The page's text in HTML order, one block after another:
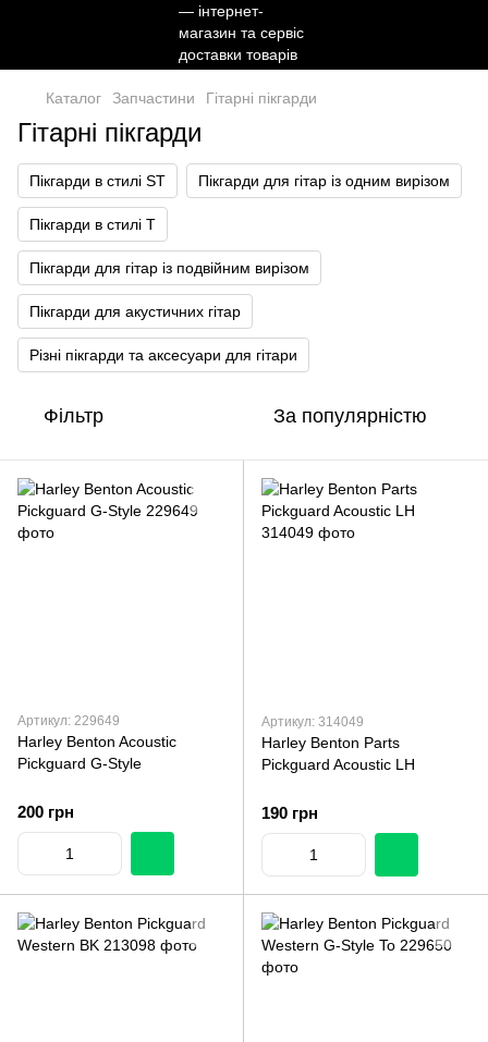
Каталог Запчастини Гітарні пікгарди
Гітарні пікгарди
Пікгарди в стилі ST Пікгарди для гітар із одним вирізом
Пікгарди в стилі T
Пікгарди для гітар із подвійним вирізом
Пікгарди для акустичних гітар
Різні пікгарди та аксесуари для гітари
Фільтр За популярністю
Артикул: 229649
Harley Benton Acoustic
Pickguard G-Style
200 грн
Артикул: 314049
Harley Benton Parts
Pickguard Acoustic LH
190 грн